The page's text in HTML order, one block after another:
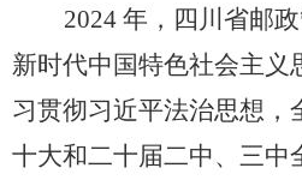
2024 年，四川省邮
新时代中国特色社会主义
习贯彻习近平法治思想，
十大和二十届二中、三中